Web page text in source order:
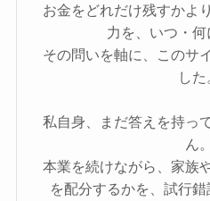
お金をどれだけ残すかよ
力を、いつ・何
その問いを軸に、このサ
した
私自身、まだ答えを持っ
ん。
本業を続けながら、家族
を配分するかを、試行錯